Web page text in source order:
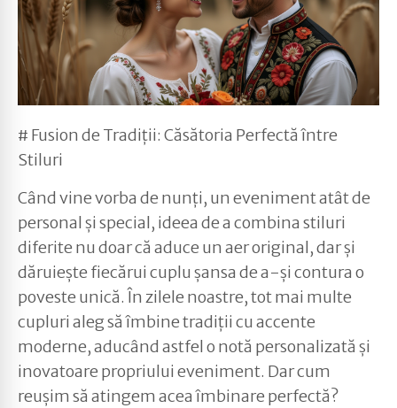
# Fusion de Tradiții: Căsătoria Perfectă între
Stiluri
Când vine vorba de nunți, un eveniment atât de
personal și special, ideea de a combina stiluri
diferite nu doar că aduce un aer original, dar și
dăruiește fiecărui cuplu șansa de a-și contura o
poveste unică. În zilele noastre, tot mai multe
cupluri aleg să îmbine tradiții cu accente
moderne, aducând astfel o notă personalizată și
inovatoare propriului eveniment. Dar cum
reușim să atingem acea îmbinare perfectă?